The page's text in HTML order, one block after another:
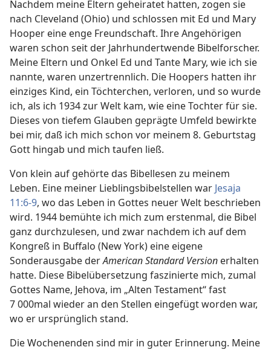
Nachdem meine Eltern geheiratet hatten, zogen sie
nach Cleveland (Ohio) und schlossen mit Ed und Mary
Hooper eine enge Freundschaft. Ihre Angehörigen
waren schon seit der Jahrhundertwende Bibelforscher.
Meine Eltern und Onkel Ed und Tante Mary, wie ich sie
nannte, waren unzertrennlich. Die Hoopers hatten ihr
einziges Kind, ein Töchterchen, verloren, und so wurde
ich, als ich 1934 zur Welt kam, wie eine Tochter für sie.
Dieses von tiefem Glauben geprägte Umfeld bewirkte
bei mir, daß ich mich schon vor meinem 8. Geburtstag
Gott hingab und mich taufen ließ.
Von klein auf gehörte das Bibellesen zu meinem
Leben. Eine meiner Lieblingsbibelstellen war Jesaja
11:6-9, wo das Leben in Gottes neuer Welt beschrieben
wird. 1944 bemühte ich mich zum erstenmal, die Bibel
ganz durchzulesen, und zwar nachdem ich auf dem
Kongreß in Buffalo (New York) eine eigene
Sonderausgabe derAmerican Standard Version erhalten
hatte. Diese Bibelübersetzung faszinierte mich, zumal
Gottes Name, Jehova, im „Alten Testament“ fast
7 000mal wieder an den Stellen eingefügt worden war,
wo er ursprünglich stand.
Die Wochenenden sind mir in guter Erinnerung. Meine